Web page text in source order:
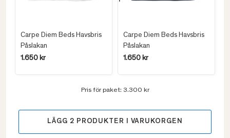
Carpe Diem Beds Havsbris
Påslakan
1.650 kr
Carpe Diem Beds Havsbris
Påslakan
1.650 kr
Pris för paket: 3.300 kr
LÄGG 2 PRODUKTER I VARUKORGEN